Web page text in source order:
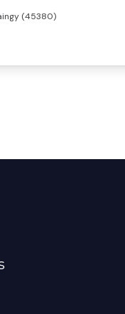
(45380)